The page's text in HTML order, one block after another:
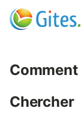
Chercher